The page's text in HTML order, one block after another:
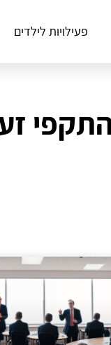
פעילויות לילדים